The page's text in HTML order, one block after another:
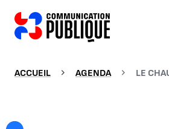
ACCUEIL AGENDA LE